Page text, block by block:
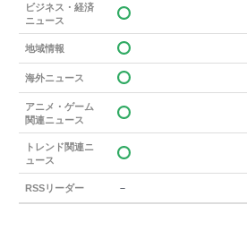
ビジネス・経済
ニュース
地域情報
海外ニュース
アニメ・ゲーム
関連ニュース
トレンド関連ニ
ュース
RSSリーダー －